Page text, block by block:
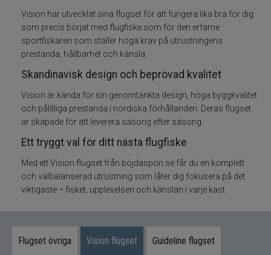
Flugfisketillbehör
Tafsar och tippet till flugfisket
Flytmedel till flugfiske
Vadarpaket
Vadare och vadarbyxor
Flugfiskevästar
Vision har utvecklat sina flugset för att fungera lika bra för dig
som precis börjat med flugfiske som för den erfarne
sportfiskaren som ställer höga krav på utrustningens
prestanda, hållbarhet och känsla.
Skandinavisk design och beprövad kvalitet
Vision är kända för sin genomtänkta design, höga byggkvalitet
och pålitliga prestanda i nordiska förhållanden. Deras flugset
är skapade för att leverera säsong efter säsong.
Ett tryggt val för ditt nästa flugfiske
Med ett Vision flugset från böjdaspön.se får du en komplett
och välbalanserad utrustning som låter dig fokusera på det
viktigaste – fisket, upplevelsen och känslan i varje kast.
Flugset övriga Vision flugset Guideline flugset